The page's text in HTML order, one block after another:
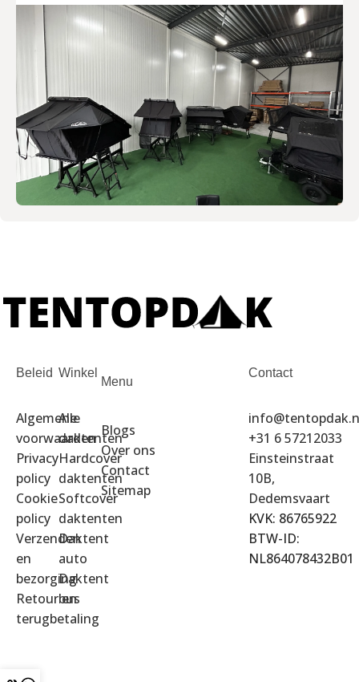
Beleid
Algemene
voorwaarden
Privacy
policy
Cookie
policy
Verzenden
en
bezorging
Retour en
terugbetaling
Winkel
Alle
daktenten
Hardcover
daktenten
Softcover
daktenten
Daktent
auto
Daktent
bus
Menu
Blogs
Over ons
Contact
Sitemap
Contact
+31 6 57212033
Einsteinstraat
10B,
Dedemsvaart
KVK: 86765922
BTW-ID:
NL864078432B01